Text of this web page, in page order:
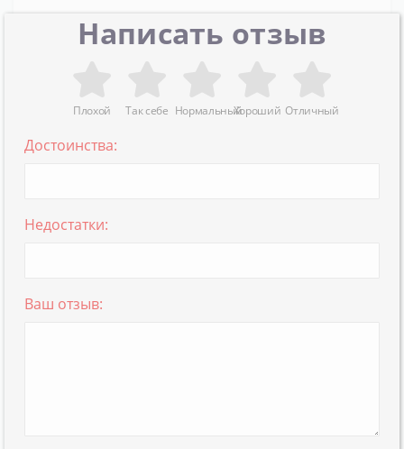
Написать отзыв
Плохой Так себе НормальныйХороший Отличный
Достоинства:
Недостатки:
Ваш отзыв: